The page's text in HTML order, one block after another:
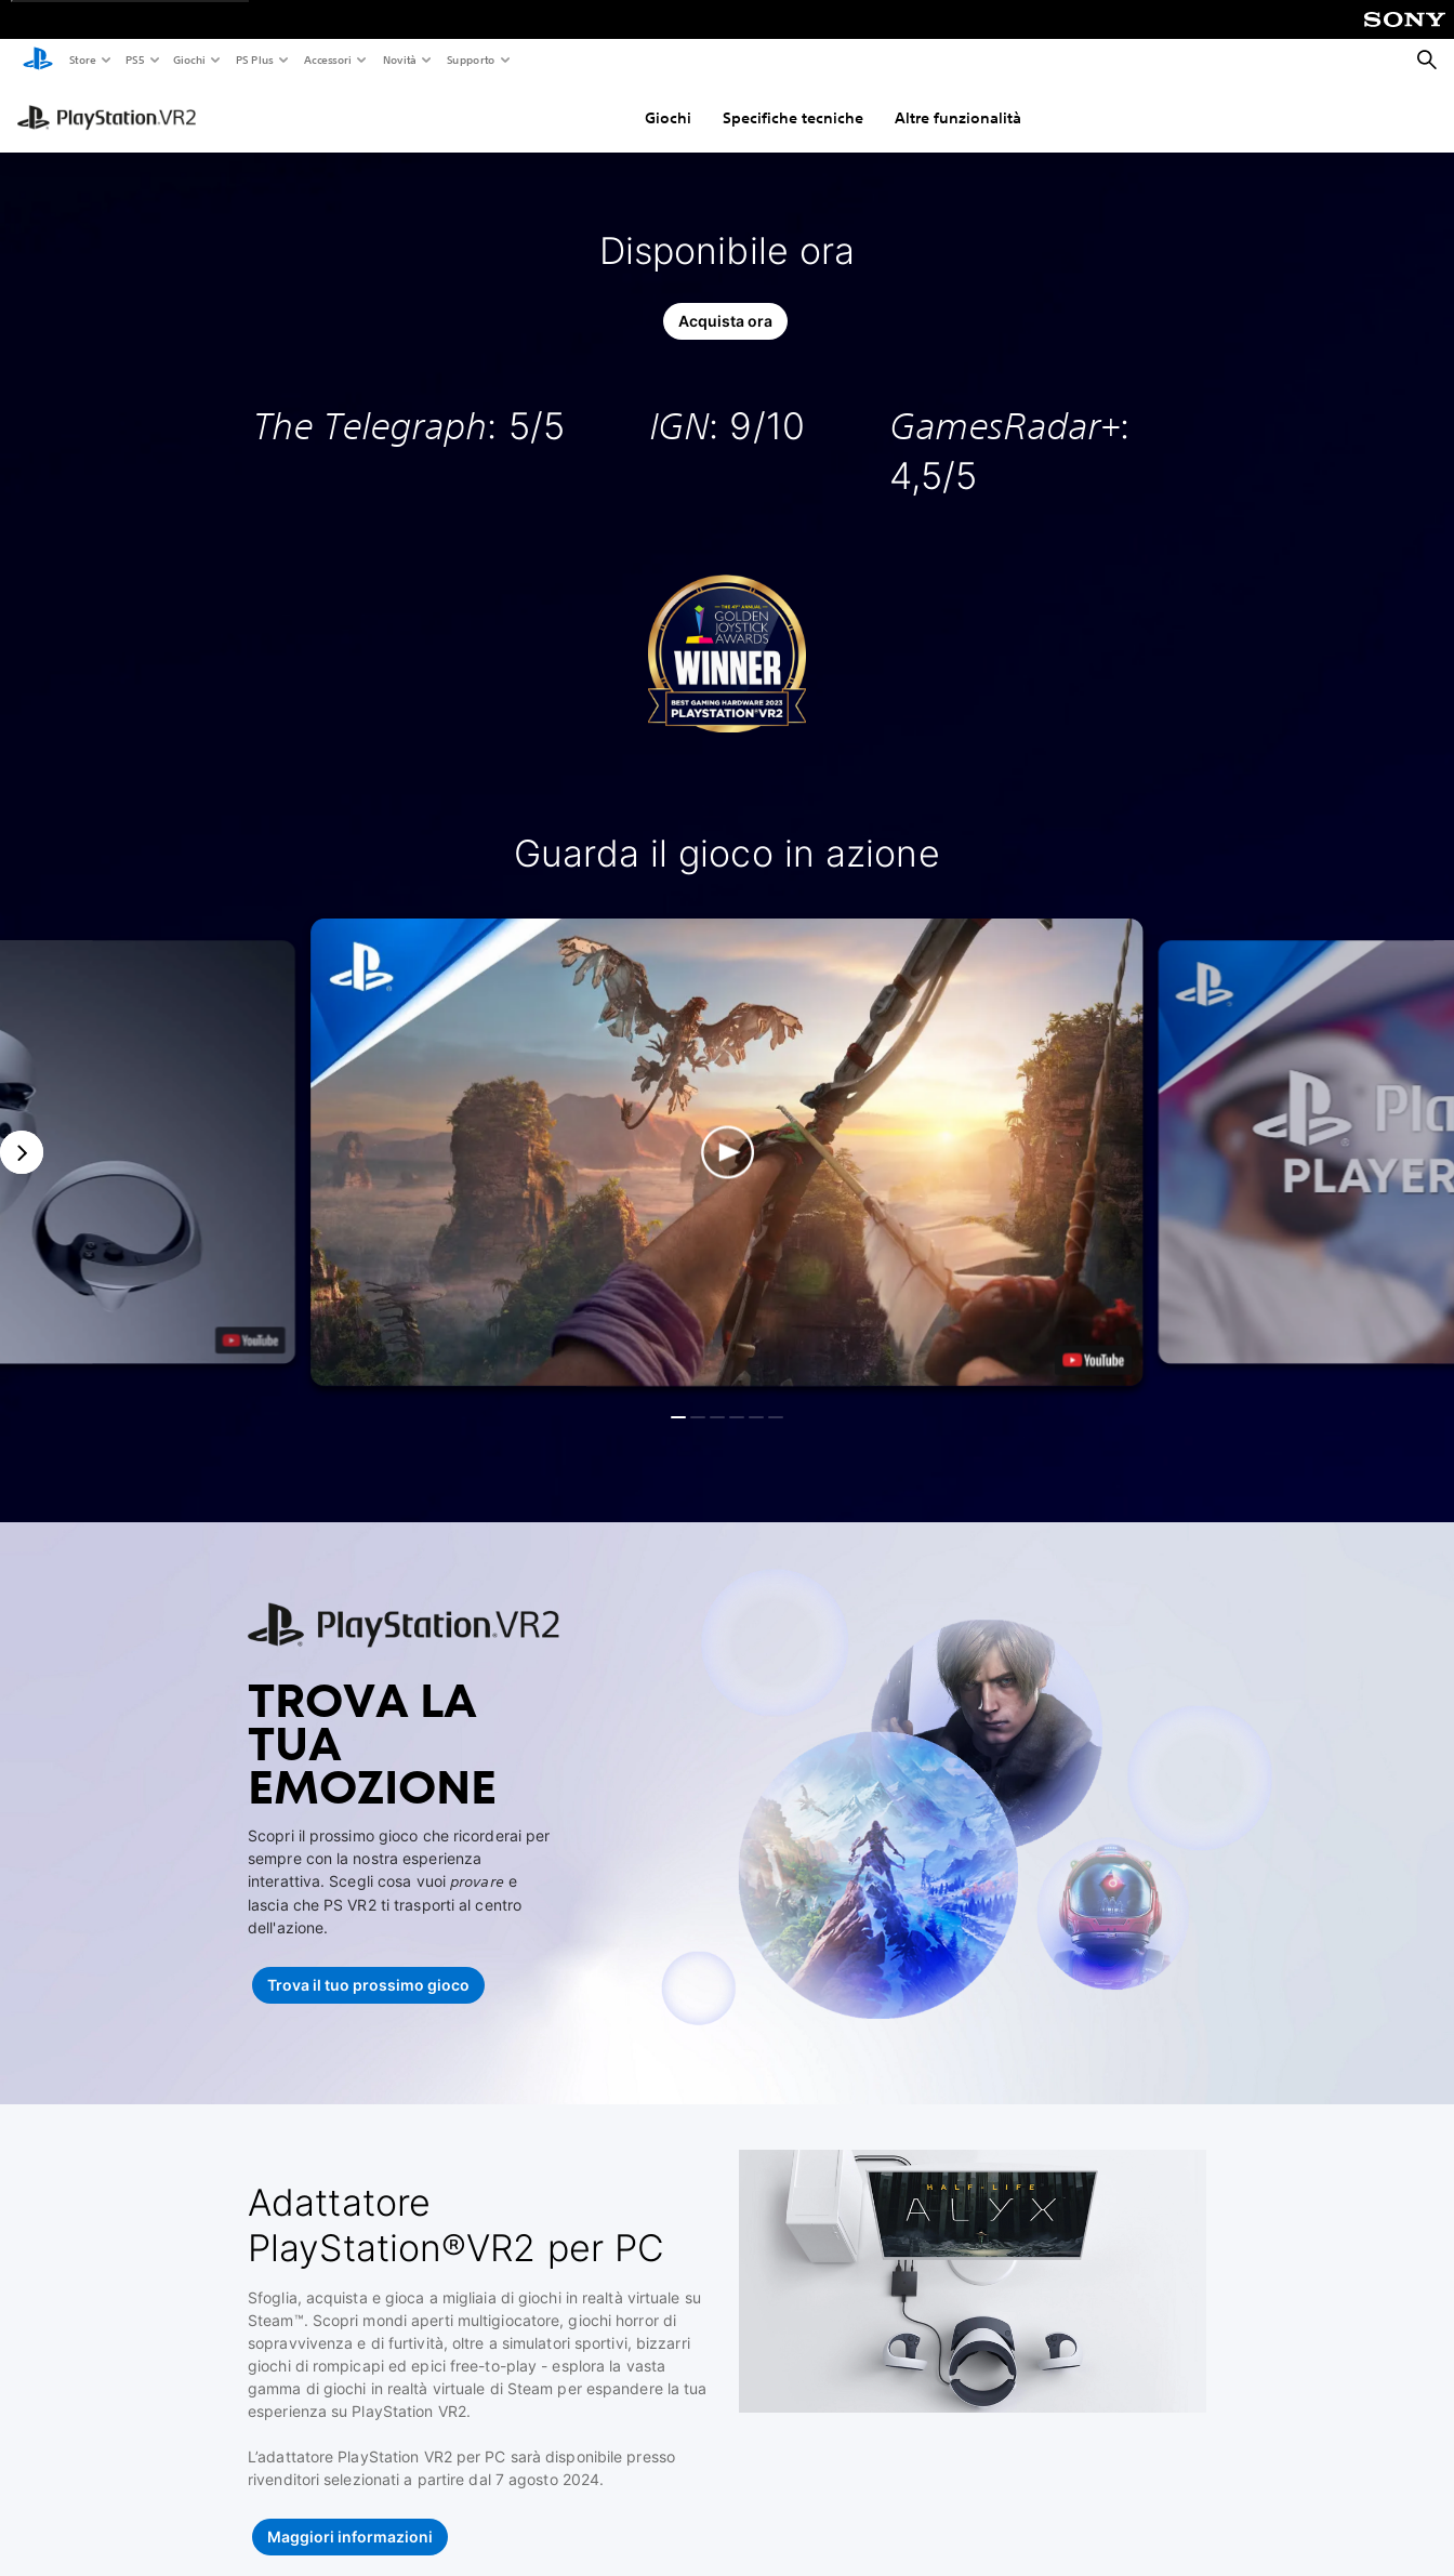
Store PS5 Giochi PS Plus Accessori Novità Supporto
Cerca
Giochi Specifiche tecniche Altre funzionalità
Disponibile ora
Acquista ora
The Telegraph: 5/5 IGN: 9/10 GamesRadar+:
4,5/5
Guarda il gioco in azione
TROVA LA
TUA
EMOZIONE
Scopri il prossimo gioco che ricorderai per
sempre con la nostra esperienza
interattiva. Scegli cosa vuoi provaree
lascia che PS VR2 ti trasporti al centro
dell'azione.
Trova il tuo prossimo gioco
Adattatore
PlayStation®VR2 per PC
Sfoglia, acquista e gioca a migliaia di giochi in realtà virtuale su
Steam™. Scopri mondi aperti multigiocatore, giochi horror di
sopravvivenza e di furtività, oltre a simulatori sportivi, bizzarri
giochi di rompicapi ed epici free-to-play - esplora la vasta
gamma di giochi in realtà virtuale di Steam per espandere la tua
esperienza su PlayStation VR2.
L’adattatore PlayStation VR2 per PC sarà disponibile presso
rivenditori selezionati a partire dal 7 agosto 2024.
Maggiori informazioni